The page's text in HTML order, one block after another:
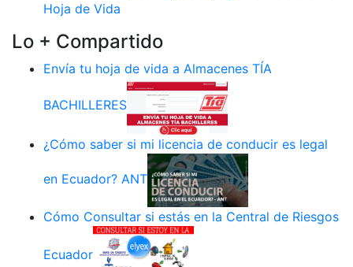
Hoja de Vida
Lo + Compartido
Envía tu hoja de vida a Almacenes TÍA
BACHILLERES
¿Cómo saber si mi licencia de conducir es legal
en Ecuador? ANT
Cómo Consultar si estás en la Central de Riesgos
Ecuador